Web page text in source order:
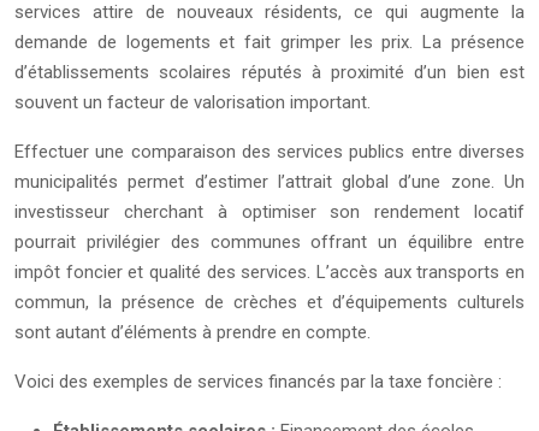
services attire de nouveaux résidents, ce qui augmente la
demande de logements et fait grimper les prix. La présence
d’établissements scolaires réputés à proximité d’un bien est
souvent un facteur de valorisation important.
Effectuer une comparaison des services publics entre diverses
municipalités permet d’estimer l’attrait global d’une zone. Un
investisseur cherchant à optimiser son rendement locatif
pourrait privilégier des communes offrant un équilibre entre
impôt foncier et qualité des services. L’accès aux transports en
commun, la présence de crèches et d’équipements culturels
sont autant d’éléments à prendre en compte.
Voici des exemples de services financés par la taxe foncière :